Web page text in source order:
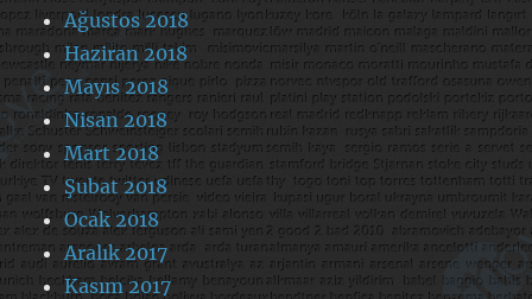
Ağustos 2018
Haziran 2018
Mayıs 2018
Nisan 2018
Mart 2018
Şubat 2018
Ocak 2018
Aralık 2017
Kasım 2017